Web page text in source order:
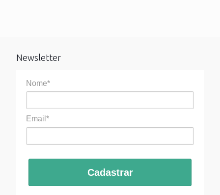
Newsletter
Nome*
Email*
Cadastrar